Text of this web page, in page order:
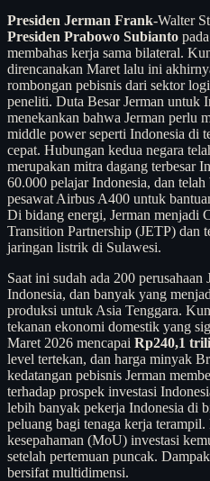
Presiden Jerman Frank-Walter
Presiden Prabowo Subianto
membahas kerja sama bilateral.
direncanakan Maret lalu ini
rombongan pebisnis dari sektor
peneliti. Duta Besar Jerman untuk
menekankan bahwa Jerman perlu
middle power seperti Indonesia di
cepat. Hubungan kedua negara
merupakan mitra dagang terbesar
60.000 pelajar Indonesia, dan
pesawat Airbus A400 untuk
Di bidang energi, Jerman menjadi
Transition Partnership (JETP) dan
jaringan listrik di Sulawesi.
Saat ini sudah ada 200 perusahaan
Indonesia, dan banyak yang
produksi untuk Asia Tenggara.
tekanan ekonomi domestik yang
Maret 2026 mencapai Rp240,1
level tertekan, dan harga minyak
kedatangan pebisnis Jerman
terhadap prospek investasi
lebih banyak pekerja Indonesia di
peluang bagi tenaga kerja terampil.
kesepahaman (MoU) investasi
setelah pertemuan puncak.
bersifat multidimensi.